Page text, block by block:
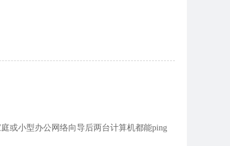
或小型办公网络向导后两台计算机都能ping